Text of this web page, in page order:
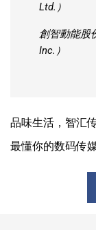
Ltd.）
創智動能股
Inc.）
品味生活，智汇
最懂你的数码传